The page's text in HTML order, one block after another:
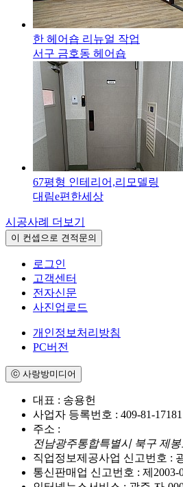
한 헤어숍 리뉴얼 작업
서구 금호동 헤어숍
67평형 인테리어,리모델링
대림e편한세상
시공사례 더보기
이 컨셉으로 견적문의
로그인
고객센터
전자신문
사진업로드
개인정보처리방침
PC버전
ⓒ 사랑방미디어
대표 : 송용헌
사업자 등록번호 : 409-81-17181
주소 :
전남광주통합특별시 북구 제봉
직업정보제공사업 신고번호 :
통신판매업 신고번호 : 제2003-